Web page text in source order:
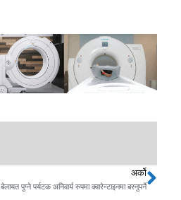
अर्को
बेलायत पुग्ने पर्यटक अनिवार्य रुपमा क्वारेन्टाइनमा बस्नुपर्नेNext